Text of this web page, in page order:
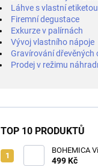
Láhve s vlastní etiketou
Firemní degustace
Exkurze v palírnách
Vývoj vlastního nápoje
Gravírování dřevěných
Prodej v režimu
TOP 10 PRODUKTŮ
BOHEMICA
25% 0,7L
499 Kč